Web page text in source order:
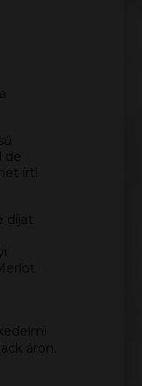
de
írt!
díjat
áron.